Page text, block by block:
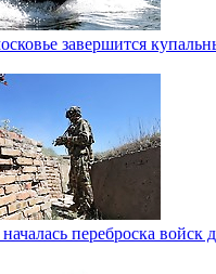
завершится
переброска войск